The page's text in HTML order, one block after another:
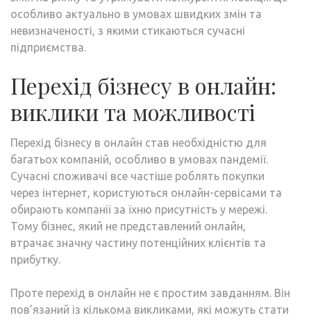
особливо актуально в умовах швидких змін та
невизначеності, з якими стикаються сучасні
підприємства.
Перехід бізнесу в онлайн:
виклики та можливості
Перехід бізнесу в онлайн став необхідністю для
багатьох компаній, особливо в умовах пандемії.
Сучасні споживачі все частіше роблять покупки
через інтернет, користуються онлайн-сервісами та
обирають компанії за їхню присутність у мережі.
Тому бізнес, який не представлений онлайн,
втрачає значну частину потенційних клієнтів та
прибутку.
Проте перехід в онлайн не є простим завданням. Він
пов’язаний із кількома викликами, які можуть стати